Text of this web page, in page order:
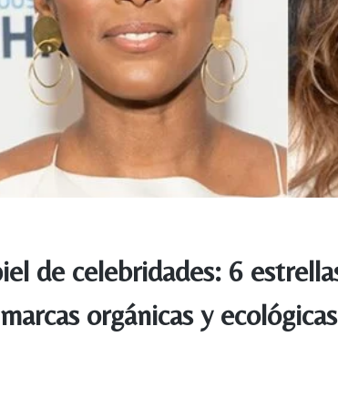
de celebridades: 6
orgánicas y ecológicas